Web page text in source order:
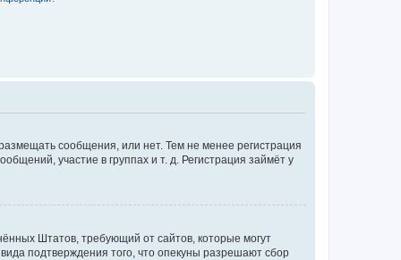
сообщения, или нет. Тем не менее регистрация
участие в группах и т. д. Регистрация займёт у
Штатов, требующий от сайтов, которые могут
подтверждения того, что опекуны разрешают сбор